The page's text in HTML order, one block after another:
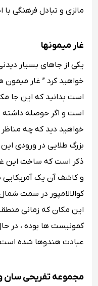
مالزی و تبادل فرهنگی
غار میمونها
یکی‌ از جاهای بسیار
خواهید کرد ” غار میمون
است بدانید که این جا
است و اگر حوصله داشته
خواهید دید که چه مناظر
بزرگ طلایی در ورودی
کوالالامپور در سمت
این مکان که زمانی
کمونیست ها بوده ، در
عبادت هندوها شده
مجموعه تفریحی سان